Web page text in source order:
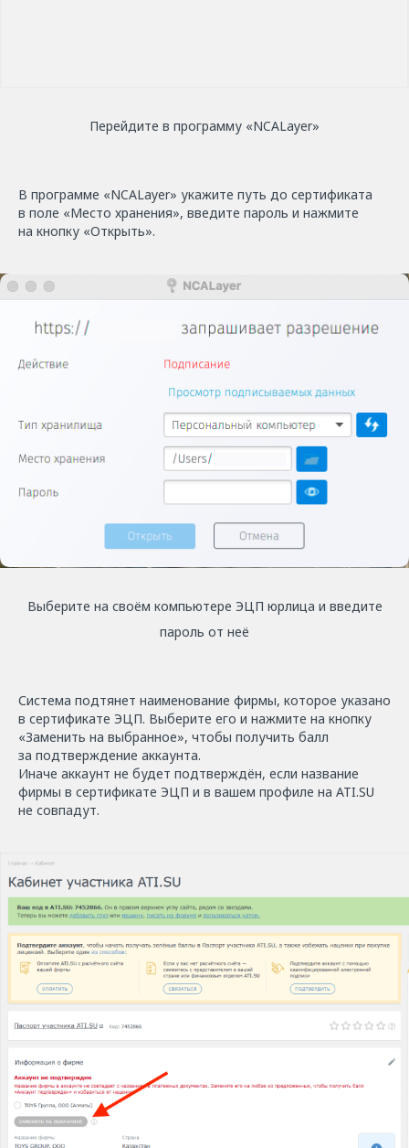
Перейдите в программу «NCАLayer»
В программе «NCALayer» укажите путь до сертификата
в поле «Место хранения», введите пароль и нажмите
на кнопку «Открыть».
Выберите на своём компьютере ЭЦП юрлица и введите
пароль от неё
Система подтянет наименование фирмы, которое указано
в сертификате ЭЦП. Выберите его и нажмите на кнопку
«Заменить на выбранное», чтобы получить балл
за подтверждение аккаунта.
Иначе аккаунт не будет подтверждён, если название
фирмы в сертификате ЭЦП и в вашем профиле на ATI.SU
не совпадут.